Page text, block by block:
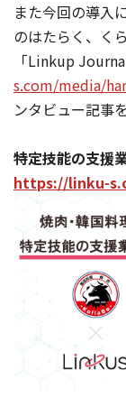
また今回の導入
のはたらく、く
「Linkup
s.com/media/
ンタビュー記事
特定技能の支援
https://linku-